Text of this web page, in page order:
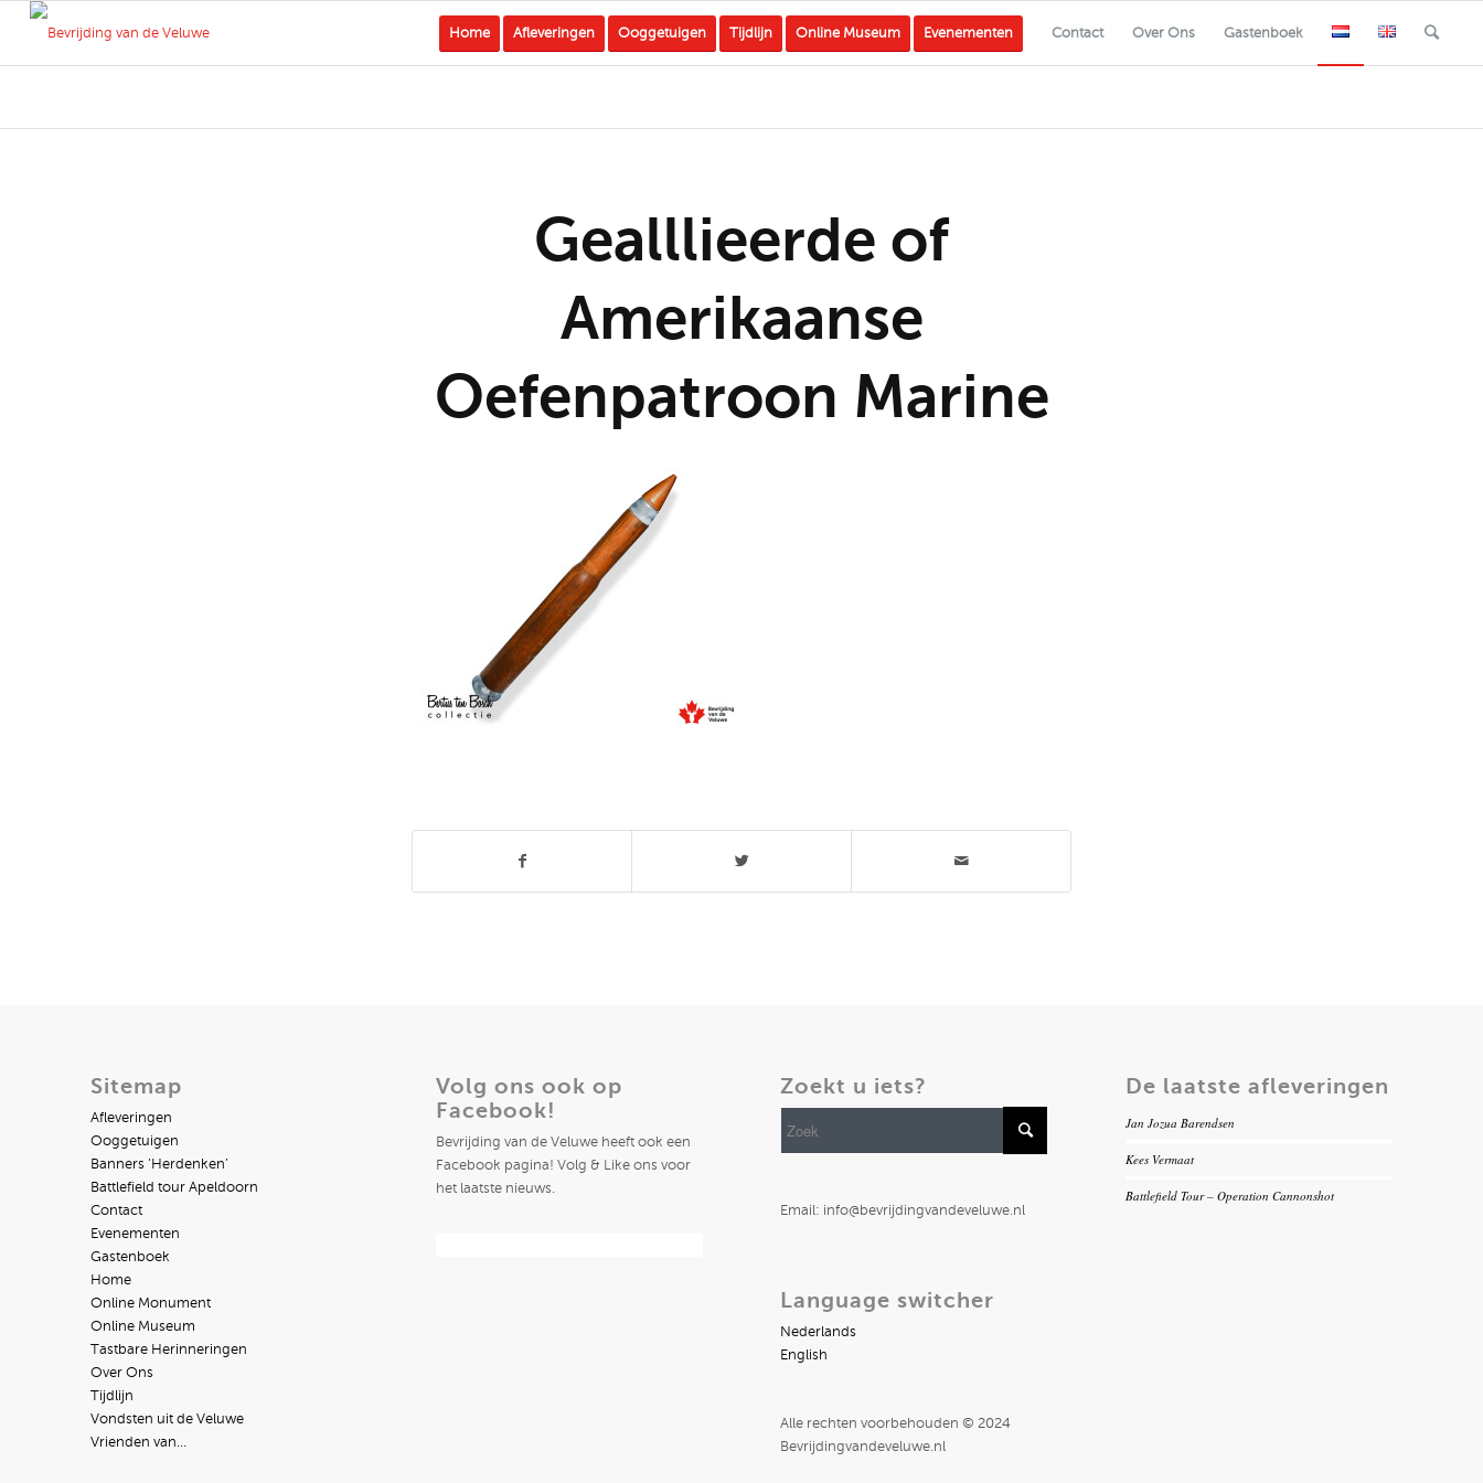
Home Afleveringen Ooggetuigen Tijdlijn Online Museum Evenementen Contact Over Ons Gastenboek
Gealllieerde of
Amerikaanse
Oefenpatroon Marine
Sitemap
Afleveringen
Ooggetuigen
Banners ‘Herdenken’
Battlefield tour Apeldoorn
Contact
Evenementen
Gastenboek
Home
Online Monument
Online Museum
Tastbare Herinneringen
Over Ons
Tijdlijn
Vondsten uit de Veluwe
Vrienden van…
Volg ons ook op
Facebook!
Bevrijding van de Veluwe heeft ook een
Facebook pagina! Volg & Like ons voor
het laatste nieuws.
Zoekt u iets?
Email: info@bevrijdingvandeveluwe.nl
Language switcher
Nederlands
English
Alle rechten voorbehouden © 2024
Bevrijdingvandeveluwe.nl
De laatste afleveringen
Jan Jozua Barendsen
Kees Vermaat
Battlefield Tour – Operation Cannonshot